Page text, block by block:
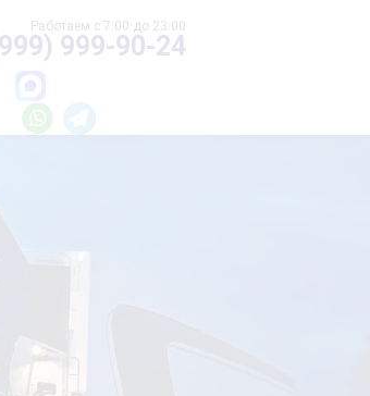
999-90-24